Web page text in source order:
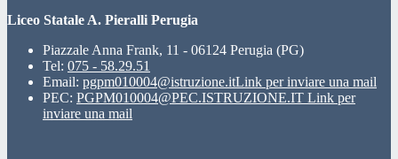
Liceo Statale A. Pieralli Perugia
Piazzale Anna Frank, 11 - 06124 Perugia (PG)
Tel: 075 - 58.29.51
Email: pgpm010004@istruzione.itLink per inviare una mail
PEC: PGPM010004@PEC.ISTRUZIONE.IT Link per
inviare una mail